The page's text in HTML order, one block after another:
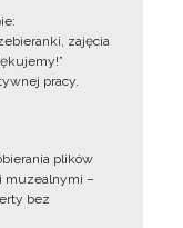
zajęcia
pracy.
plików
muzealnymi –
bez